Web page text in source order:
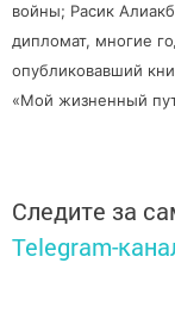
войны; Расик
дипломат, многие
опубликовавший
«Мой жизненный
Следите за
Telegram-